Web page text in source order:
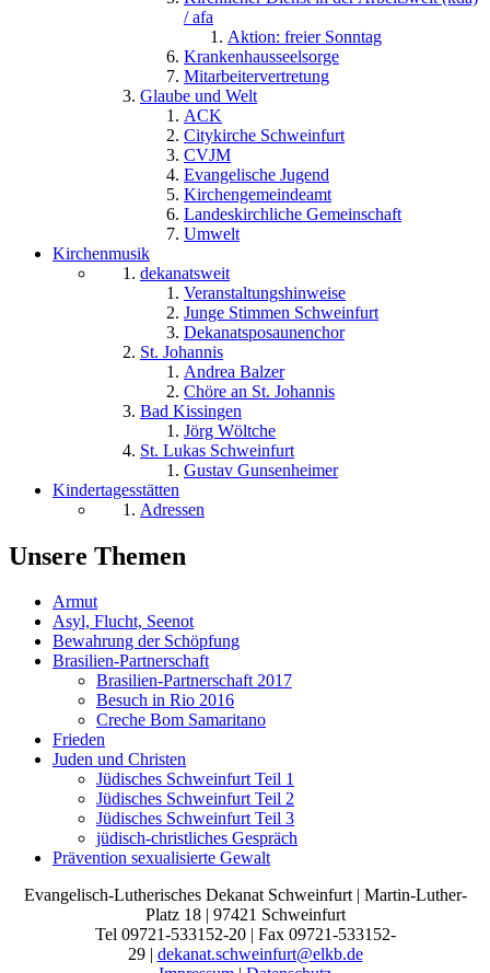
/ afa
Aktion: freier Sonntag
Krankenhausseelsorge
Mitarbeitervertretung
Glaube und Welt
ACK
Citykirche Schweinfurt
CVJM
Evangelische Jugend
Kirchengemeindeamt
Landeskirchliche Gemeinschaft
Umwelt
Kirchenmusik
dekanatsweit
Veranstaltungshinweise
Junge Stimmen Schweinfurt
Dekanatsposaunenchor
St. Johannis
Andrea Balzer
Chöre an St. Johannis
Bad Kissingen
Jörg Wöltche
St. Lukas Schweinfurt
Gustav Gunsenheimer
Kindertagesstätten
Adressen
Unsere Themen
Armut
Asyl, Flucht, Seenot
Bewahrung der Schöpfung
Brasilien-Partnerschaft
Brasilien-Partnerschaft 2017
Besuch in Rio 2016
Creche Bom Samaritano
Frieden
Juden und Christen
Jüdisches Schweinfurt Teil 1
Jüdisches Schweinfurt Teil 2
Jüdisches Schweinfurt Teil 3
jüdisch-christliches Gespräch
Prävention sexualisierte Gewalt
Evangelisch-Lutherisches Dekanat Schweinfurt | Martin-Luther-
Platz 18 | 97421 Schweinfurt
Tel 09721-533152-20 | Fax 09721-533152-
29 | dekanat.schweinfurt@elkb.de